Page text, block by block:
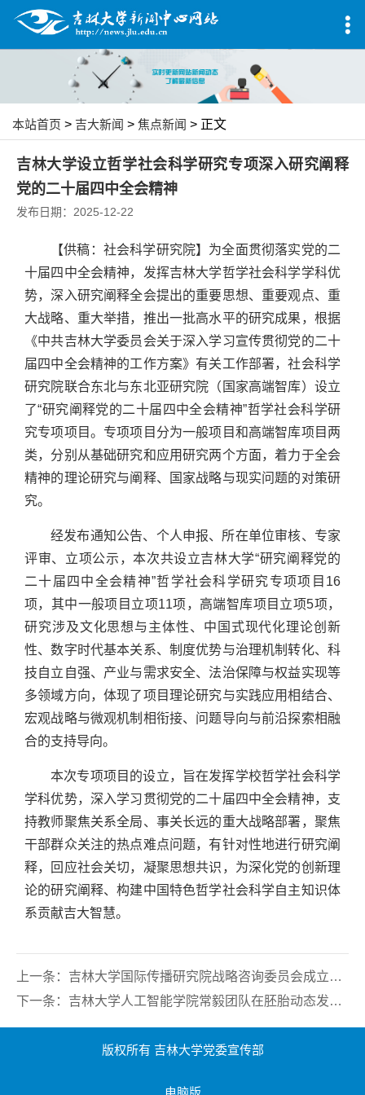
本站首页 > 吉大新闻 > 焦点新闻 > 正文
吉林大学设立哲学社会科学研究专项深入研究阐释
党的二十届四中全会精神
发布日期：2025-12-22
【供稿：社会科学研究院】为全面贯彻落实党的二
十届四中全会精神，发挥吉林大学哲学社会科学学科优
势，深入研究阐释全会提出的重要思想、重要观点、重
大战略、重大举措，推出一批高水平的研究成果，根据
《中共吉林大学委员会关于深入学习宣传贯彻党的二十
届四中全会精神的工作方案》有关工作部署，社会科学
研究院联合东北与东北亚研究院（国家高端智库）设立
了“研究阐释党的二十届四中全会精神”哲学社会科学研
究专项项目。专项项目分为一般项目和高端智库项目两
类，分别从基础研究和应用研究两个方面，着力于全会
精神的理论研究与阐释、国家战略与现实问题的对策研
究。
经发布通知公告、个人申报、所在单位审核、专家
评审、立项公示，本次共设立吉林大学“研究阐释党的
二十届四中全会精神”哲学社会科学研究专项项目16
项，其中一般项目立项11项，高端智库项目立项5项，
研究涉及文化思想与主体性、中国式现代化理论创新
性、数字时代基本关系、制度优势与治理机制转化、科
技自立自强、产业与需求安全、法治保障与权益实现等
多领域方向，体现了项目理论研究与实践应用相结合、
宏观战略与微观机制相衔接、问题导向与前沿探索相融
合的支持导向。
本次专项项目的设立，旨在发挥学校哲学社会科学
学科优势，深入学习贯彻党的二十届四中全会精神，支
持教师聚焦关系全局、事关长远的重大战略部署，聚焦
干部群众关注的热点难点问题，有针对性地进行研究阐
释，回应社会关切，凝聚思想共识，为深化党的创新理
论的研究阐释、构建中国特色哲学社会科学自主知识体
系贡献吉大智慧。
上一条： 吉林大学国际传播研究院战略咨询委员会成立大会暨第一次委员会会议顺利召开
下一条： 吉林大学人工智能学院常毅团队在胚胎动态发育过程分析方面取得重要进展
版权所有 吉林大学党委宣传部